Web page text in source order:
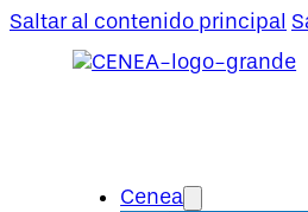
Saltar al contenido principal
Cenea